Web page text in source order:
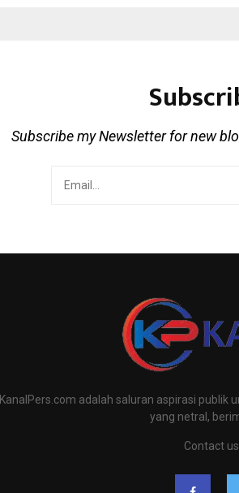
Subscribe my Newsletter for new
KanalPers.com adalah saluran aspirasi
yang netral,
Contact